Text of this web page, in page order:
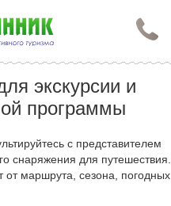
экскурсии и
программы
с представителем
снаряжения для путешествия.
от маршрута, сезона, погодных